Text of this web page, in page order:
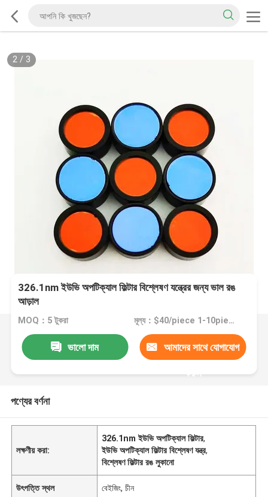
2/ 3
326.1nm ইউভি অপটিক্যাল ফিল্টার বিশ্লেষণ যন্ত্রের জন্য ভাল রঙ
আড়াল
MOQ：5 টুকরা মূল্য：$40/piece 1-10pieces; $35/piece 11-50pieces; $30/piece >=51pieces
ভালো দাম আমাদের সাথে যোগাযোগ
করুন
পণ্যের বর্ণনা
লক্ষণীয় করা:
326.1nm ইউভি অপটিক্যাল ফিল্টার,
ইউভি অপটিক্যাল ফিল্টার বিশ্লেষণ যন্ত্র,
বিশ্লেষণ ফিল্টার রঙ লুকানো
উৎপত্তি স্থল বেইজিং, চীন